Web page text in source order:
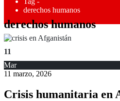
derechos humanos
derechos humanos
11
Mar
11 marzo, 2026
Crisis humanitaria en